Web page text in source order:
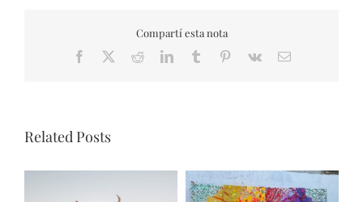
Compartí esta nota
Facebook RedditLinkedInTumblr Pinterest
Vk Email
Related Posts